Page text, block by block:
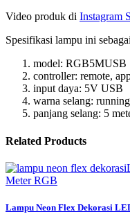
Video produk di Instagram
Spesifikasi lampu ini
model: RGB5MUSB
controller: remote,
input daya: 5V USB
warna selang:
panjang selang: 5
Related Products
Meter RGB
Lampu Neon Flex Dekorasi